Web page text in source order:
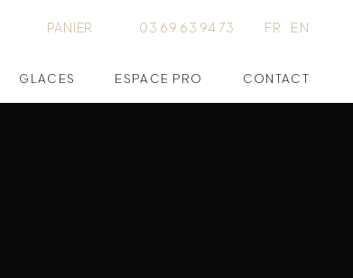
PANIER 03 69 63 94 73 FR EN
GLACES ESPACE PRO CONTACT